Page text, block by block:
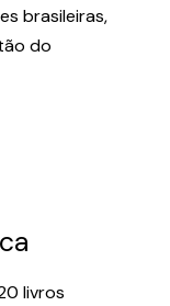
brasileiras,
do
livros